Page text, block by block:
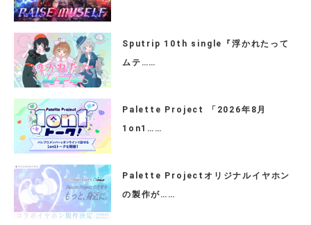
Sputrip 10th single『浮かれたって
ムテ……
Palette Project 「2026年8月
1on1……
Palette Projectオリジナルイヤホン
の製作が……